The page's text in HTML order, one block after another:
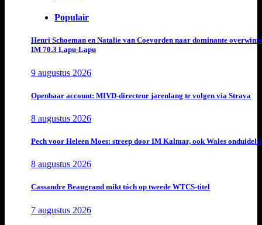
Populair
Henri Schoeman en Natalie van Coevorden naar dominante
IM 70.3 Lapu-Lapu
9 augustus 2026
Openbaar account: MIVD-directeur jarenlang te volgen via Strava
8 augustus 2026
Pech voor Heleen Moes: streep door IM Kalmar, ook Wales
8 augustus 2026
Cassandre Beaugrand mikt tóch op tweede WTCS-titel
7 augustus 2026